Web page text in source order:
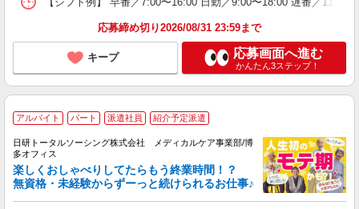
応募締め切り2026/08/31 23:59まで
キープ 応募画面へ進む
かんたん3ステップ！
アルバイト パート 派遣社員 紹介予定派遣
日研トータルソーシング株式会社 メディカルケア事業部/博
多オフィス
楽しくおしゃべりしてたらもう終業時間！？
無資格・未経験からずーっと続けられるお仕事♪